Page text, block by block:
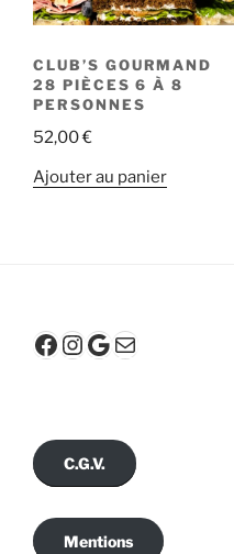
CLUB’S GOURMAND
28 PIÈCES 6 À 8
PERSONNES
52,00€
Ajouter au panier
Facebook
Instagram
Google
E-mail
C.G.V.
Mentions